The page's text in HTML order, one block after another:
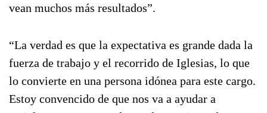
vean muchos más resultados”.
“La verdad es que la expectativa es grande dada la
fuerza de trabajo y el recorrido de Iglesias, lo que
lo convierte en una persona idónea para este cargo.
Estoy convencido de que nos va a ayudar a